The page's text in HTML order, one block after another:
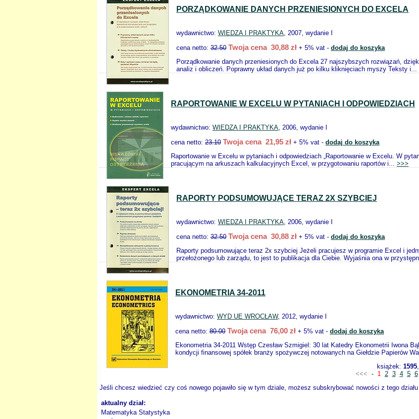
PORZĄDKOWANIE DANYCH PRZENIESIONYCH DO EXCELA
wydawnictwo: WIEDZA I PRAKTYKA, 2007, wydanie I
cena netto: 32.50 Twoja cena 30,88 zł + 5% vat - dodaj do koszyka
Porządkowanie danych przeniesionych do Excela 27 najszybszych rozwiązań,
analiz i obliczeń. Poprawny układ danych już po kilku kliknięciach myszy Teksty i...
RAPORTOWANIE W EXCELU W PYTANIACH I ODPOWIEDZIACH
wydawnictwo: WIEDZA I PRAKTYKA, 2006, wydanie I
cena netto: 23.10 Twoja cena 21,95 zł + 5% vat - dodaj do koszyka
Raportowanie w Excelu w pytaniach i odpowiedziach „Raportowanie w Excelu. W
pracującym na arkuszach kalkulacyjnych Excel, w przygotowaniu raportów i... >>>
RAPORTY PODSUMOWUJĄCE TERAZ 2X SZYBCIEJ
wydawnictwo: WIEDZA I PRAKTYKA, 2006, wydanie I
cena netto: 32.50 Twoja cena 30,88 zł + 5% vat - dodaj do koszyka
Raporty podsumowujące teraz 2x szybciej Jeżeli pracujesz w programie Excel i
przełożonego lub zarządu, to jest to publikacja dla Ciebie. Wyjaśnia ona w
EKONOMETRIA 34-2011
wydawnictwo: WYD UE WROCŁAW, 2012, wydanie I
cena netto: 80.00 Twoja cena 76,00 zł + 5% vat - dodaj do koszyka
Ekonometria 34-2011 Wstęp Czesław Szmigiel: 30 lat Katedry Ekonometrii
kondycji finansowej spółek branży spożywczej notowanych na Giełdzie Papierów
książek: 1595
<<< - 1 2 3 4 5 6
Jeśli chcesz wiedzieć czy coś nowego pojawiło się w tym dziale, możesz subskrybować nowości z tego
aktualny dział:
Matematyka Statystyka